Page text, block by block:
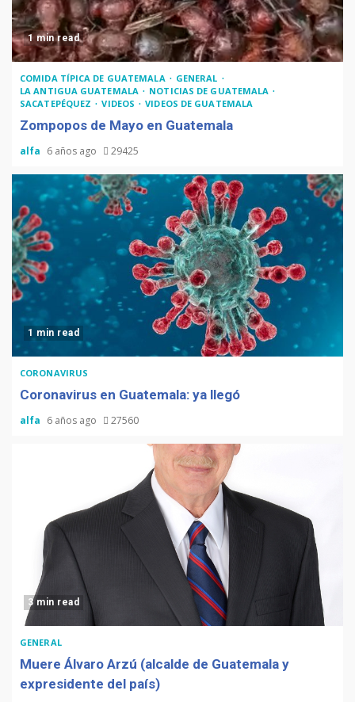
1 min read
COMIDA TÍPICA DE GUATEMALA
GENERAL
LA ANTIGUA GUATEMALA
NOTICIAS DE GUATEMALA
SACATEPÉQUEZ
VIDEOS VIDEOS DE GUATEMALA
Zompopos de Mayo en Guatemala
alfa 6 años ago 29425
1 min read
CORONAVIRUS
Coronavirus en Guatemala: ya llegó
alfa 6 años ago 27560
3 min read
GENERAL
Muere Álvaro Arzú (alcalde de Guatemala y
expresidente del país)